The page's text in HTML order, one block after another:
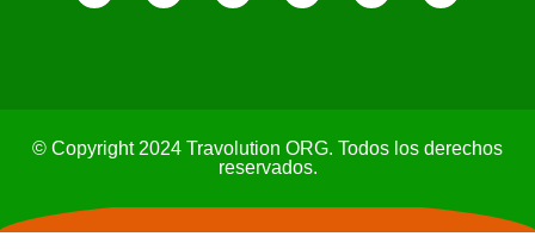
© Copyright 2024 Travolution ORG. Todos los derechos
reservados.